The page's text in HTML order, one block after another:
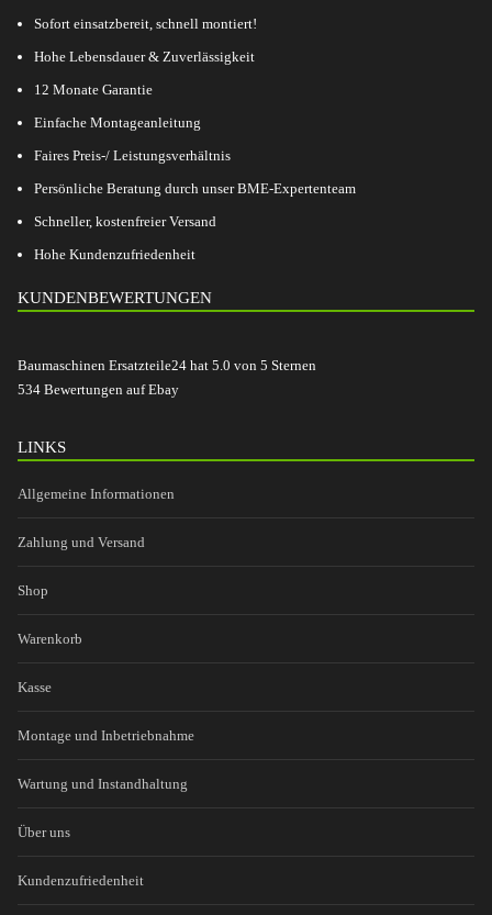
Sofort einsatzbereit, schnell montiert!
Hohe Lebensdauer & Zuverlässigkeit
12 Monate Garantie
Einfache Montageanleitung
Faires Preis-/ Leistungsverhältnis
Persönliche Beratung durch unser BME-Expertenteam
Schneller, kostenfreier Versand
Hohe Kundenzufriedenheit
KUNDENBEWERTUNGEN
Baumaschinen Ersatzteile24 hat 5.0 von 5 Sternen
534 Bewertungen auf Ebay
LINKS
Allgemeine Informationen
Zahlung und Versand
Shop
Warenkorb
Kasse
Montage und Inbetriebnahme
Wartung und Instandhaltung
Über uns
Kundenzufriedenheit